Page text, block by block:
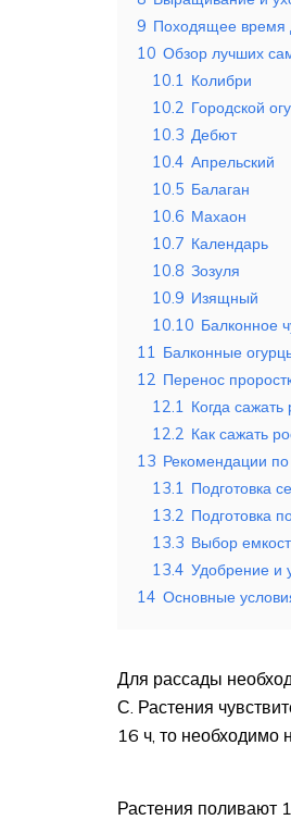
9 Походящее время
10 Обзор лучших
10.1 Колибри
10.2 Городской
10.3 Дебют
10.4 Апрельский
10.5 Балаган
10.6 Махаон
10.7 Календарь
10.8 Зозуля
10.9 Изящный
10.10 Балконное
11 Балконные
12 Перенос
12.1 Когда сажать
12.2 Как сажать
13 Рекомендации
13.1 Подготовка
13.2 Подготовка
13.3 Выбор
13.4 Удобрение и
14 Основные
Для рассады
С. Растения
16 ч, то необходимо
Растения поливают